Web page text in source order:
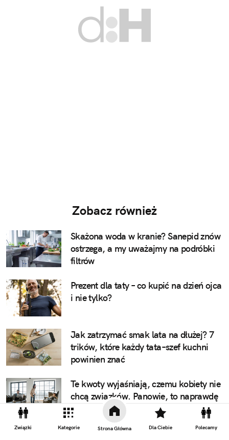
Związki Kategorie Strona Główna Dla Ciebie Polecamy
Zobacz również
Skażona woda w kranie? Sanepid znów
ostrzega, a my uważajmy na podróbki
filtrów
Prezent dla taty – co kupić na dzień ojca
i nie tylko?
Jak zatrzymać smak lata na dłużej? 7
trików, które każdy tata–szef kuchni
powinien znać
Te kwoty wyjaśniają, czemu kobiety nie
chcą związków. Panowie, to naprawdę
wstyd
Ojciec to u nas wciąż gorszy i głupszy